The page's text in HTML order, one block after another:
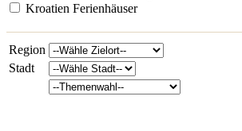
Kroatien Ferienhäuser
Region
Stadt